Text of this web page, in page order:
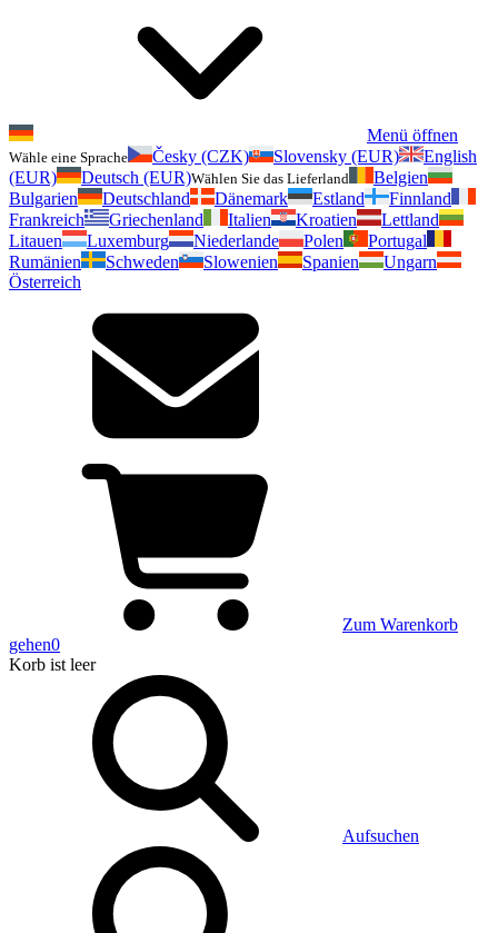
Menü öffnen
Wähle eine Sprache Česky (CZK) Slovensky (EUR)
English
(EUR)
Deutsch (EUR)Wählen Sie das Lieferland
Belgien
Bulgarien
Deutschland Dänemark Estland
Finnland
Frankreich
Griechenland Italien Kroatien
Lettland
Litauen
Luxemburg Niederlande Polen
Portugal
Rumänien
Schweden Slowenien Spanien
Ungarn
Österreich
Zum Warenkorb
gehen0
Korb ist leer
Aufsuchen